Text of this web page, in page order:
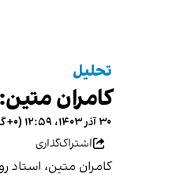
تحلیل
کامران
۳۰ آذر ۱۴۰۳، ۱۲:۵۹ (‎+۰ گرینویچ)
اشتراک‌گذاری
کامران متین، استاد